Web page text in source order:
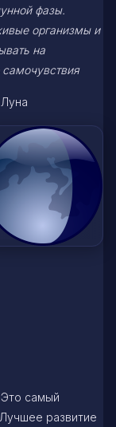
фазы.
организмы и
на
Это самый
развитие